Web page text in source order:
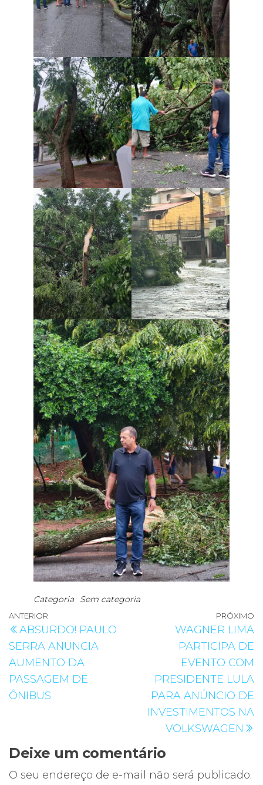
Categoria Sem categoria
Navegação
de
Post
Post
anterior
ANTERIOR
ABSURDO! PAULO
SERRA ANUNCIA
AUMENTO DA
PASSAGEM DE
ÔNIBUS
PRÓXIMO
WAGNER LIMA
PARTICIPA DE
EVENTO COM
PRESIDENTE LULA
PARA ANÚNCIO DE
INVESTIMENTOS NA
VOLKSWAGEN
Deixe um comentário
O seu endereço de e-mail não será publicado.